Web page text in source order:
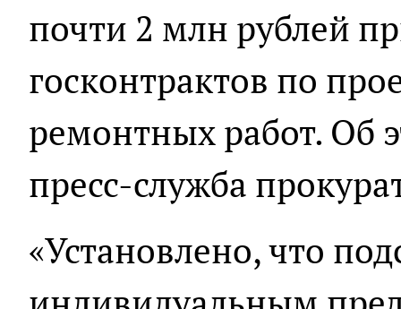
почти 2 млн рублей
госконтрактов по
ремонтных работ. Об
пресс-служба
«Установлено, что